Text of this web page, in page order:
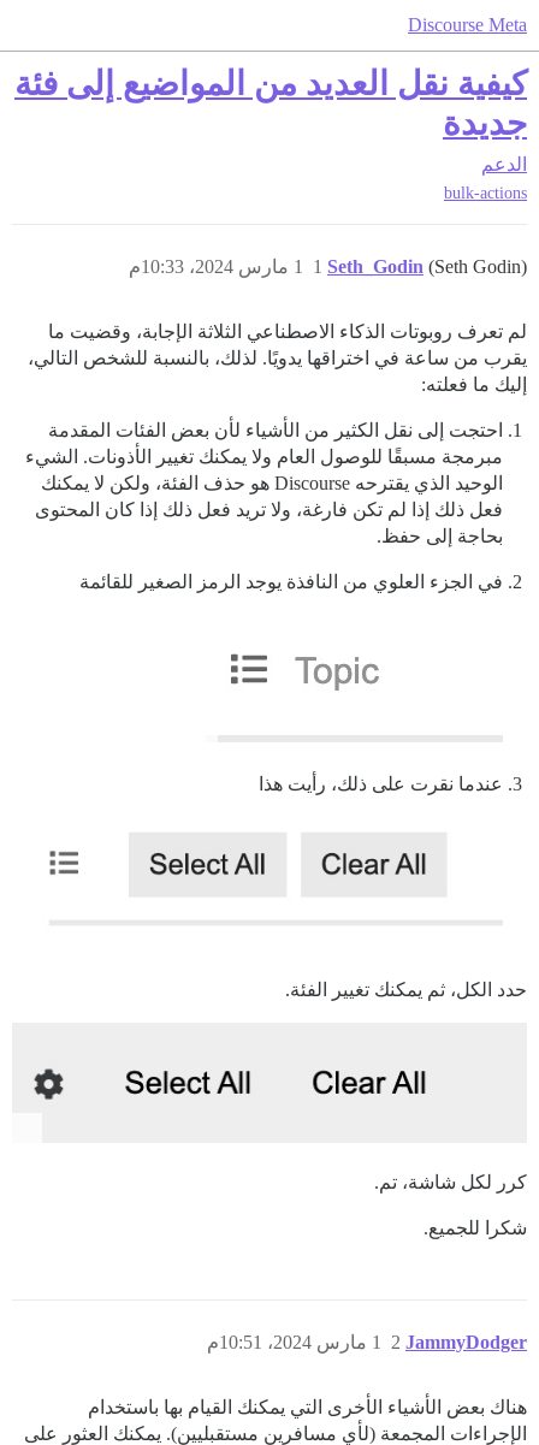
Discourse Meta
كيفية نقل العديد من المواضيع إلى فئة
جديدة
الدعم
bulk-actions
Seth_Godin (Seth Godin) 1 مارس 2024، 10:33م 1
لم تعرف روبوتات الذكاء الاصطناعي الثلاثة الإجابة، وقضيت ما
يقرب من ساعة في اختراقها يدويًا. لذلك، بالنسبة للشخص التالي،
إليك ما فعلته:
احتجت إلى نقل الكثير من الأشياء لأن بعض الفئات المقدمة
مبرمجة مسبقًا للوصول العام ولا يمكنك تغيير الأذونات. الشيء
الوحيد الذي يقترحه Discourse هو حذف الفئة، ولكن لا يمكنك
فعل ذلك إذا لم تكن فارغة، ولا تريد فعل ذلك إذا كان المحتوى
بحاجة إلى حفظ.
في الجزء العلوي من النافذة يوجد الرمز الصغير للقائمة
عندما نقرت على ذلك، رأيت هذا
حدد الكل، ثم يمكنك تغيير الفئة.
كرر لكل شاشة، تم.
شكرا للجميع.
JammyDodger 1 مارس 2024، 10:51م 2
هناك بعض الأشياء الأخرى التي يمكنك القيام بها باستخدام
الإجراءات المجمعة (لأي مسافرين مستقبليين). يمكنك العثور على